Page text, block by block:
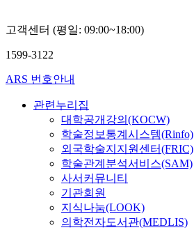
고객센터 (평일: 09:00~18:00)
1599-3122
ARS 번호안내
관련누리집
대학공개강의(KOCW)
학술정보통계시스템(Rinfo)
외국학술지지원센터(FRIC)
학술관계분석서비스(SAM)
사서커뮤니티
기관회원
지식나눔(LOOK)
의학전자도서관(MEDLIS)